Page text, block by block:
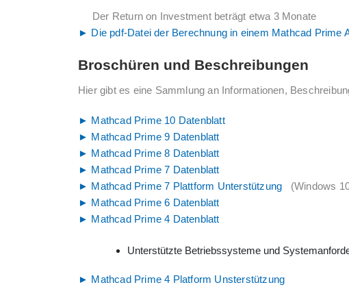
Der Return on Investment beträgt etwa 3 Monate
► Die pdf-Datei der Berechnung in einem Mathcad Prime
Broschüren und Beschreibungen
Hier gibt es eine Sammlung an Informationen,
► Mathcad Prime 10 Datenblatt
► Mathcad Prime 9 Datenblatt
► Mathcad Prime 8 Datenblatt
► Mathcad Prime 7 Datenblatt
► Mathcad Prime 7 Plattform Unterstützung (Windows
► Mathcad Prime 6 Datenblatt
► Mathcad Prime 4 Datenblatt
Unterstützte Betriebssysteme und
► Mathcad Prime 4 Platform Unsterstützung